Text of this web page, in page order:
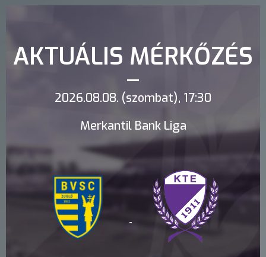
AKTUÁLIS MÉRKŐZÉS
2026.08.08. (szombat), 17:30
Merkantil Bank Liga
-